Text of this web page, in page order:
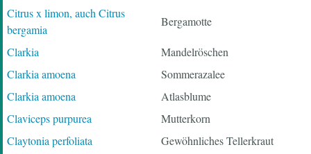
Citrus x limon, auch Citrus
bergamia
Bergamotte
Clarkia
Mandelröschen
Clarkia amoena
Sommerazalee
Clarkia amoena
Atlasblume
Claviceps purpurea
Mutterkorn
Claytonia perfoliata
Gewöhnliches Tellerkraut